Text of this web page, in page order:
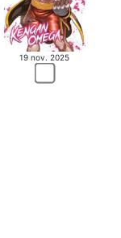
19 nov. 2025